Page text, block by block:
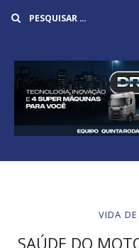
VIDA
SAÚDE DO